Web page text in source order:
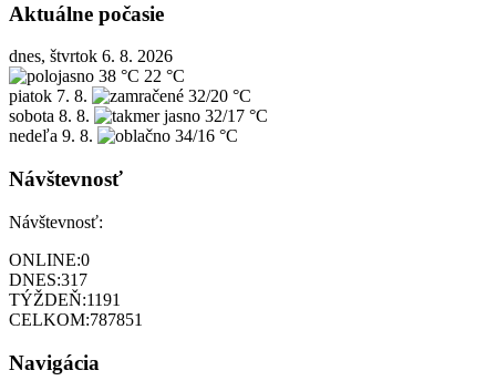
Aktuálne počasie
dnes, štvrtok 6. 8. 2026
38 °C 22 °C
piatok 7. 8.
32/20 °C
sobota 8. 8.
32/17 °C
nedeľa 9. 8. 34/16 °C
Návštevnosť
Návštevnosť:
ONLINE:0
DNES:317
TÝŽDEŇ:1191
CELKOM:787851
Navigácia